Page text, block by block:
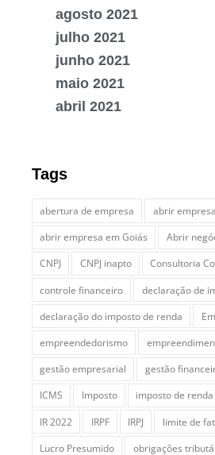
agosto 2021
julho 2021
junho 2021
maio 2021
abril 2021
Tags
abertura de empresa
abrir empresa
abrir empresa em Goiás
Abrir
CNPJ
CNPJ inapto Consultoria
controle financeiro
declaração de
declaração do imposto de renda
empreendedorismo
gestão empresarial
gestão
ICMS
Imposto imposto de renda
IR 2022
IRPF IRPJ
limite de
Lucro Presumido
obrigações